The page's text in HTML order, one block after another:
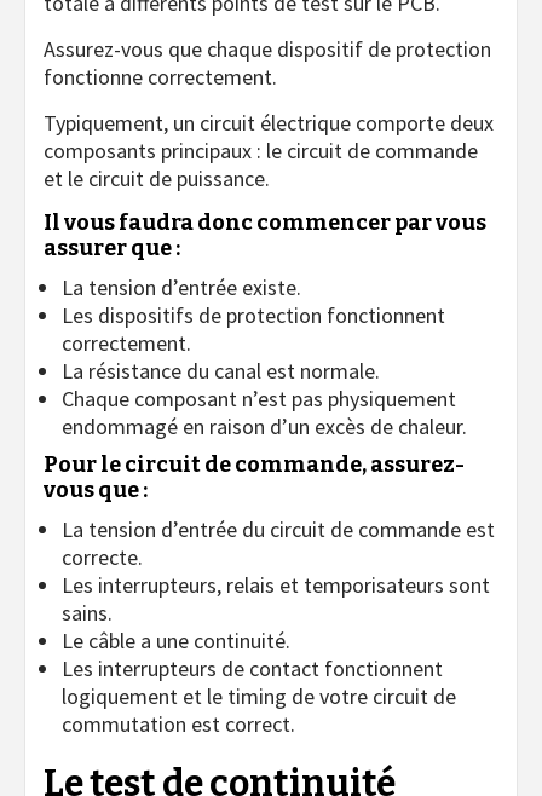
Assurez-vous que chaque dispositif de protection
fonctionne correctement.
Typiquement, un circuit électrique comporte deux
composants principaux : le circuit de commande
et le circuit de puissance.
Il vous faudra donc commencer par vous
assurer que :
La tension d’entrée existe.
Les dispositifs de protection fonctionnent
correctement.
La résistance du canal est normale.
Chaque composant n’est pas physiquement
endommagé en raison d’un excès de chaleur.
Pour le circuit de commande, assurez-
vous que :
La tension d’entrée du circuit de commande est
correcte.
Les interrupteurs, relais et temporisateurs sont
sains.
Le câble a une continuité.
Les interrupteurs de contact fonctionnent
logiquement et le timing de votre circuit de
commutation est correct.
Le test de continuité